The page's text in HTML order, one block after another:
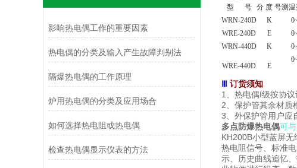
影响热电偶工作的重要因素
热电偶的分类及输入产生故障判别法
隔爆热电偶的工作原理
炉用热电偶的分类及应用场合
如何选择热电阻或热电偶
检查热电偶显示仪表的方法
型 号 分 度 号测
WRN-240D
K
WRE-240D E
WRN-440D
K
WRE-440D E
Ⅲ 订货须知
1、热电偶I级按协
2、保护管其余材质
3、外保护管用户应
多点防爆热电偶可
KH200B小型蓝屏
热电阻信号、标准
示、历史曲线追忆